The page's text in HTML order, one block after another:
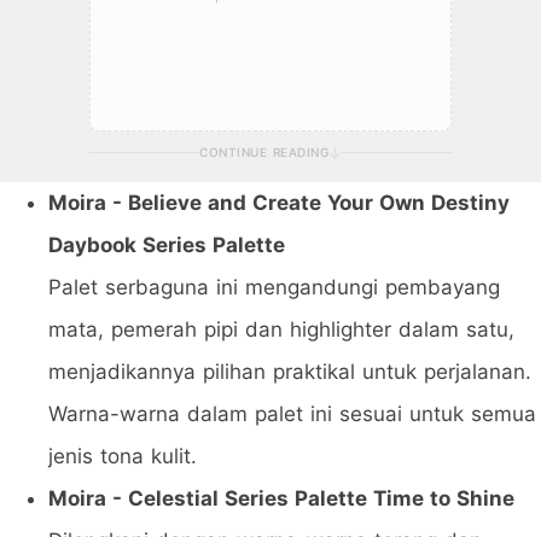
CONTINUE READING
Moira - Believe and Create Your Own Destiny
Daybook Series Palette
Palet serbaguna ini mengandungi pembayang
mata, pemerah pipi dan highlighter dalam satu,
menjadikannya pilihan praktikal untuk perjalanan.
Warna-warna dalam palet ini sesuai untuk semua
jenis tona kulit.
Moira - Celestial Series Palette Time to Shine